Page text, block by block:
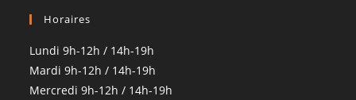
Horaires
Lundi 9h-12h / 14h-19h
Mardi 9h-12h / 14h-19h
Mercredi 9h-12h / 14h-19h